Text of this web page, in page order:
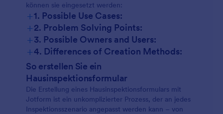
können sie eingesetzt werden:
+1. Possible Use Cases:
+2. Problem Solving Points:
+3. Possible Owners and Users:
+4. Differences of Creation Methods:
So erstellen Sie ein
Hausinspektionsformular
Die Erstellung eines Hausinspektionsformulars mit
Jotform ist ein unkomplizierter Prozess, der an jedes
Inspektionsszenario angepasst werden kann – von